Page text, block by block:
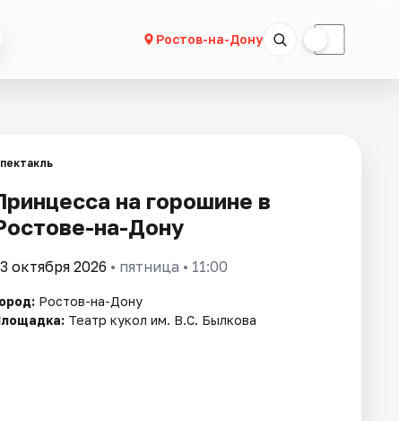
Ростов-на-Дону ☾
на горошине в
на-Дону
октября 2026 • пятница • 11:00
Ростов-на-Дону
Театр кукол им. В.С. Былкова